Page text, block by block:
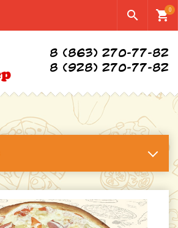
shopping_cart0
search
8 (863) 270-77-82
8 (928) 270-77-82